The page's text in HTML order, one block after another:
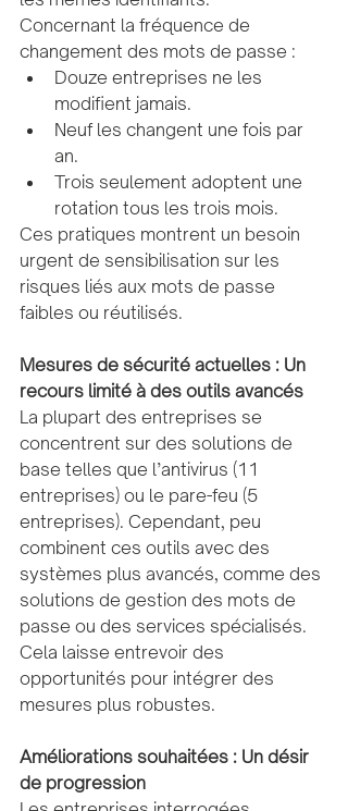
Concernant la fréquence de
changement des mots de passe :
Douze entreprises ne les
modifient jamais.
Neuf les changent une fois par
an.
Trois seulement adoptent une
rotation tous les trois mois.
Ces pratiques montrent un besoin
urgent de sensibilisation sur les
risques liés aux mots de passe
faibles ou réutilisés.
Mesures de sécurité actuelles : Un
recours limité à des outils avancés
La plupart des entreprises se
concentrent sur des solutions de
base telles que l’antivirus (11
entreprises) ou le pare-feu (5
entreprises). Cependant, peu
combinent ces outils avec des
systèmes plus avancés, comme des
solutions de gestion des mots de
passe ou des services spécialisés.
Cela laisse entrevoir des
opportunités pour intégrer des
mesures plus robustes.
Améliorations souhaitées : Un désir
de progression